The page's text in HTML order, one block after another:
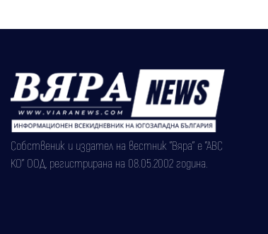
Собственик и издател на вестник "Вяра" е "АВС
КО" ООД, регистрирана на 08.05.2002 година.